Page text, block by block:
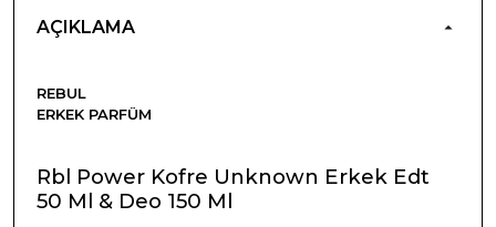
AÇIKLAMA
REBUL
ERKEK PARFÜM
Rbl Power Kofre Unknown Erkek Edt
50 Ml & Deo 150 Ml